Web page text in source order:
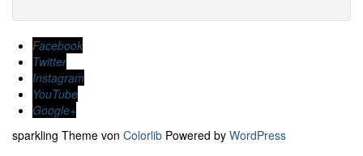
Facebook
Twitter
Instagram
YouTube
Google+
sparkling Theme von Colorlib Powered by WordPress